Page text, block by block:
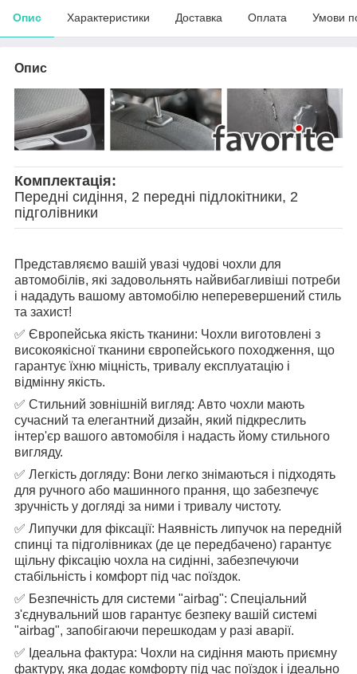
Опис Характеристики Доставка Оплата Умови
Опис
Комплектація:
Передні сидіння, 2 передні підлокітники, 2
підголівники
Представляємо вашій увазі чудові чохли для
автомобілів, які задовольнять найвибагливіші потреби
і нададуть вашому автомобілю неперевершений стиль
та захист!
✅ Європейська якість тканини: Чохли виготовлені з
високоякісної тканини європейського походження, що
гарантує їхню міцність, тривалу експлуатацію і
відмінну якість.
✅ Стильний зовнішній вигляд: Авто чохли мають
сучасний та елегантний дизайн, який підкреслить
інтер'єр вашого автомобіля і надасть йому стильного
вигляду.
✅ Легкість догляду: Вони легко знімаються і підходять
для ручного або машинного прання, що забезпечує
зручність у догляді за ними і тривалу чистоту.
✅ Липучки для фіксації: Наявність липучок на передній
спинці та підголівниках (де це передбачено) гарантує
щільну фіксацію чохла на сидінні, забезпечуючи
стабільність і комфорт під час поїздок.
✅ Безпечність для системи "airbag": Спеціальний
з'єднувальний шов гарантує безпеку вашій системі
"airbag", запобігаючи перешкодам у разі аварії.
✅ Ідеальна фактура: Чохли на сидіння мають приємну
фактуру, яка додає комфорту під час поїздок і ідеально